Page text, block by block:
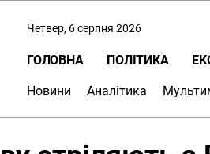
Четвер, 6 серпня 2026
ГОЛОВНА ПОЛІТИКА
Новини Аналітика